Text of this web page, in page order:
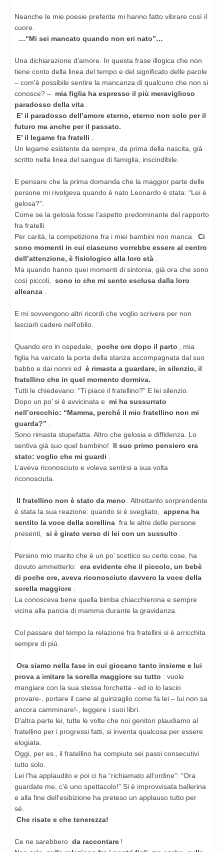
Neanche le mie poesie preferite mi hanno fatto vibrare così il
cuore.
…“Mi sei mancato quando non eri nato”…
Una dichiarazione d’amore. In questa frase illogica che non
tiene conto della linea del tempo e del significato delle parole
– com'è possibile sentire la mancanza di qualcuno che non si
conosce? – mia figlia ha espresso il più meraviglioso
paradosso della vita
E’ il paradosso dell’amore eterno, eterno non solo per il
futuro ma anche per il passato.
E’ il legame fra fratelli
Un legame esistente da sempre, da prima della nascita, già
scritto nella linea del sangue di famiglia, inscindibile.
E pensare che la prima domanda che la maggior parte delle
persone mi rivolgeva quando è nato Leonardo è stata: “Lei è
gelosa?”.
Come se la gelosia fosse l’aspetto predominante del rapporto
fra fratelli.
Per carità, la competizione fra i miei bambini non manca.
Ci
sono momenti in cui ciascuno vorrebbe essere al centro
dell’attenzione, è fisiologico alla loro età
Ma quando hanno quei momenti di sintonia, già ora che sono
così piccoli,
sono io che mi sento esclusa dalla loro
alleanza
E mi sovvengono altri ricordi che voglio scrivere per non
lasciarli cadere nell'oblio.
Quando ero in ospedale, poche ore dopo il parto
, mia
figlia ha varcato la porta della stanza accompagnata dal suo
babbo e dai nonni ed è rimasta a guardare, in silenzio, il
fratellino che in quel momento dormiva.
Tutti le chiedevano: “Ti piace il fratellino?” E lei silenzio.
Dopo un po’ si è avvicinata e
mi ha sussurrato
nell’orecchio: “Mamma, perché il mio fratellino non mi
guarda?”
Sono rimasta stupefatta. Altro che gelosia e diffidenza. Lo
sentiva già suo quel bambino!
Il suo primo pensiero era
stato: voglio che mi guardi
L’aveva riconosciuto e voleva sentirsi a sua volta
riconosciuta.
Il fratellino non è stato da meno
. Altrettanto sorprendente
è stata la sua reazione: quando si è svegliato,
appena ha
sentito la voce della sorellina fra le altre delle persone
presenti,
si è girato verso di lei con un sussulto
Persino mio marito che è un po’ scettico su certe cose, ha
dovuto ammetterlo: era evidente che il piccolo, un bebè
di poche ore, aveva riconosciuto davvero la voce della
sorella maggiore
La conosceva bene quella bimba chiacchierona e sempre
vicina alla pancia di mamma durante la gravidanza.
Col passare del tempo la relazione fra fratellini si è arricchita
sempre di più.
Ora siamo nella fase in cui giocano tanto insieme e lui
prova a imitare la sorella maggiore su tutto : vuole
mangiare con la sua stessa forchetta - ed io lo lascio
provare-, portare il cane al guinzaglio come fa lei – lui non sa
ancora camminare!-, leggere i suoi libri.
D’altra parte lei, tutte le volte che noi genitori plaudiamo al
fratellino per i progressi fatti, si inventa qualcosa per essere
elogiata.
Oggi, per es., il fratellino ha compiuto sei passi consecutivi
tutto solo.
Lei l’ha applaudito e poi ci ha “richiamato all’ordine”: “Ora
guardate me, c’è uno spettacolo!” Si è improvvisata ballerina
e alla fine dell’esibizione ha preteso un applauso tutto per
sé.
Che risate e che tenerezza!
Ce ne sarebbero da raccontare !